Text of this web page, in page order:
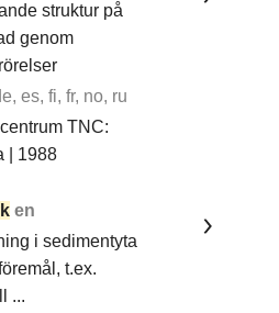
struktur på
genom
es, fi, fr, no, ru
TNC:
| 1988
en
i sedimentyta
t.ex.
...